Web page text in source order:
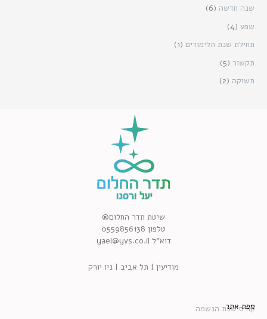
שנה חדשה (6)
שפע (4)
תחילת שנת הלימודים (1)
תקשור (5)
תשוקה (2)
שיטת תדר החלום®
טלפון 0559856138
דוא”ל yael@yvs.co.il
מודיעין | תל אביב | ניו יורק
מפת אתר
קורס שפת הנשמה